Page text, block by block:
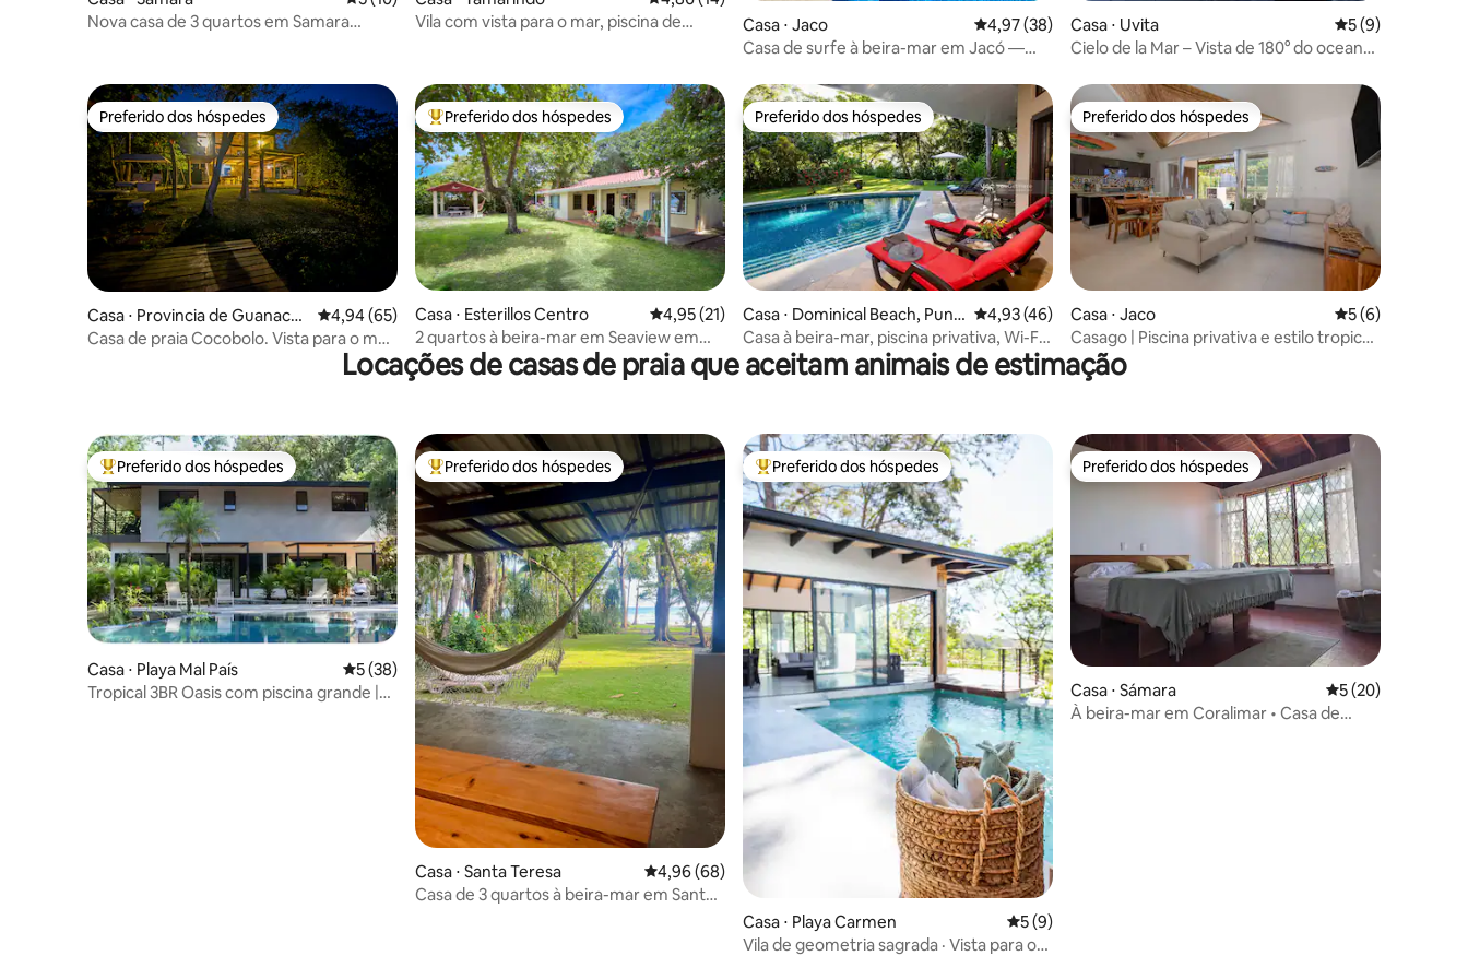
Nova casa de 3 quartos em Samara
Vila com vista para o mar, piscina de
Casa ⋅ Jaco 4,97 de uma avaliação média de 5, 38 avaliações
4,97 (38)
Casa de surfe à beira-mar em Jacó —
Casa ⋅ Uvita 5 de uma
5 (9)
Cielo de la Mar – Vista de 180° do oceano
Preferido dos hóspedes
Preferido dos hóspedes
Casa ⋅ Provincia de Guanacas
te
4,94 de uma avaliação média de 5, 65 avaliações
4,94 (65)
Casa de praia Cocobolo. Vista para o mar.
Entre os melhores preferidos dos hóspedes
Preferido dos hóspedes
Casa ⋅ Esterillos Centro 4,95 de uma avaliação média de 5, 21 avaliações
4,95 (21)
2 quartos à beira-mar em Seaview em
Esterillos Centro
Preferido dos hóspedes
Preferido dos hóspedes
Casa ⋅ Dominical Beach, Punt
arenas
4,93 de uma avaliação média de 5, 46 avaliações
4,93 (46)
Casa à beira-mar, piscina privativa, Wi-Fi
rápido
Preferido dos hóspedes
Preferido dos hóspedes
Casa ⋅ Jaco 5 de uma
5 (6)
Casago | Piscina privativa e estilo tropical
em Jacó
Locações de casas de praia que aceitam animais de estimação
Entre os melhores preferidos dos hóspedes
Preferido dos hóspedes
Casa ⋅ Playa Mal País 5 de uma avaliação média de 5, 38 avaliações
5 (38)
Tropical 3BR Oasis com piscina grande |
Entre os melhores preferidos dos hóspedes
Preferido dos hóspedes
Casa ⋅ Santa Teresa 4,96 de uma avaliação média de 5, 68 avaliações
4,96 (68)
Casa de 3 quartos à beira-mar em Santa
Entre os melhores preferidos dos hóspedes
Preferido dos hóspedes
Casa ⋅ Playa Carmen 5 de uma avaliação média de 5, 9 avaliações
5 (9)
Vila de geometria sagrada · Vista para o
Preferido dos hóspedes
Preferido dos hóspedes
Casa ⋅ Sámara 5 de uma
5 (20)
À beira-mar em Coralimar • Casa de